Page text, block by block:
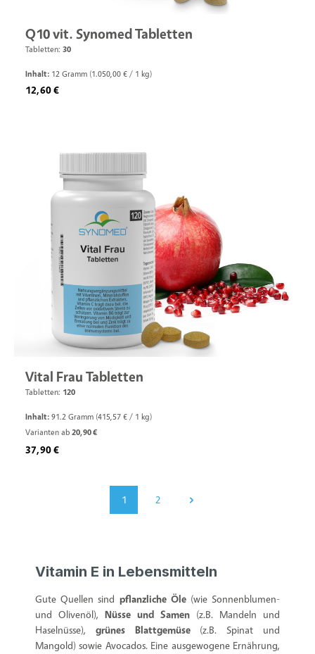
Q10 vit. Synomed Tabletten
Tabletten: 30
Inhalt: 12 Gramm (1.050,00 € / 1 kg)
Regulärer Preis:
12,60 €
Vital Frau Tabletten
Tabletten: 120
Inhalt: 91.2 Gramm (415,57 € / 1 kg)
Varianten ab 20,90 €
Regulärer Preis:
37,90 €
Seite
1
Seite
2
Vitamin E in Lebensmitteln
Gute Quellen sind pflanzliche Öle(wie Sonnenblumen-
und Olivenöl), Nüsse und Samen (z.B. Mandeln und
Haselnüsse), grünes Blattgemüse(z.B. Spinat und
Mangold) sowie Avocados. Eine ausgewogene Ernährung,